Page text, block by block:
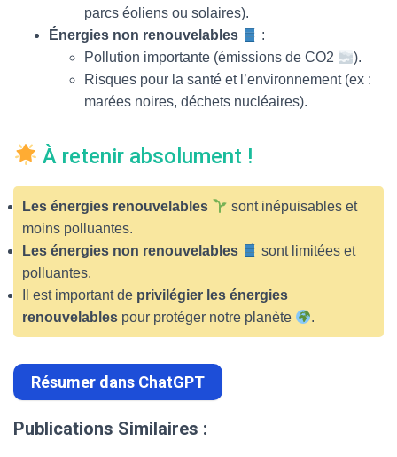
parcs éoliens ou solaires).
Énergies non renouvelables
:
Pollution importante (émissions de CO2
).
Risques pour la santé et l’environnement (ex :
marées noires, déchets nucléaires).
À retenir absolument !
Les énergies renouvelables
sont inépuisables et
moins polluantes.
Les énergies non renouvelables
sont limitées et
polluantes.
Il est important de privilégier les énergies
renouvelables pour protéger notre planète .
Résumer dans ChatGPT
Publications Similaires :